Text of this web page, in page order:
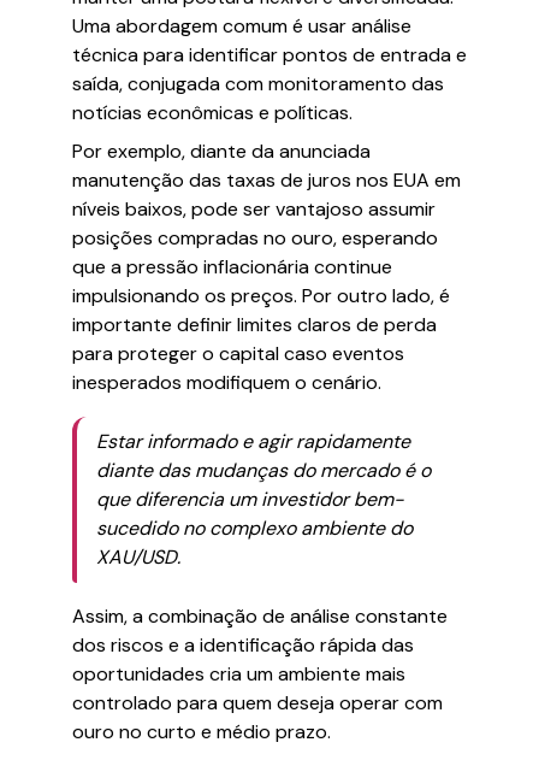
Uma abordagem comum é usar análise
técnica para identificar pontos de entrada e
saída, conjugada com monitoramento das
notícias econômicas e políticas.
Por exemplo, diante da anunciada
manutenção das taxas de juros nos EUA em
níveis baixos, pode ser vantajoso assumir
posições compradas no ouro, esperando
que a pressão inflacionária continue
impulsionando os preços. Por outro lado, é
importante definir limites claros de perda
para proteger o capital caso eventos
inesperados modifiquem o cenário.
Estar informado e agir rapidamente
diante das mudanças do mercado é o
que diferencia um investidor bem-
sucedido no complexo ambiente do
XAU/USD.
Assim, a combinação de análise constante
dos riscos e a identificação rápida das
oportunidades cria um ambiente mais
controlado para quem deseja operar com
ouro no curto e médio prazo.